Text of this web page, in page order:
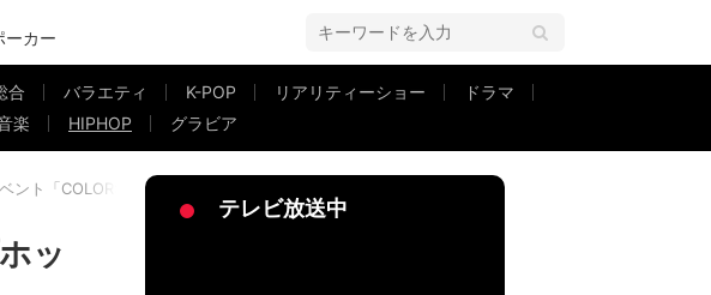
ーカー
合 バラエティ K-POP リアリティーショー
ドラマ
楽 HIPHOP グラビア
ント「COLORS 2024」に出演。
ッ
テレビ放送中